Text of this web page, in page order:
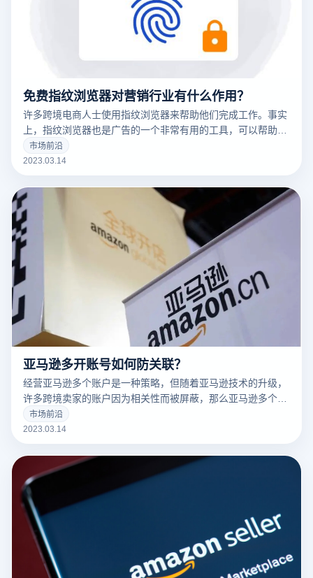
免费指纹浏览器对营销行业有什么作用？
许多跨境电商人士使用指纹浏览器来帮助他们完成工作。事实
上，指纹浏览器也是广告的一个非常有用的工具，可以帮助广
告营销人员解决许多问题。
市场前沿
2023.03.14
亚马逊多开账号如何防关联？
经营亚马逊多个账户是一种策略，但随着亚马逊技术的升级，
许多跨境卖家的账户因为相关性而被屏蔽，那么亚马逊多个账
户和多个商店的卖家如何防止相关性呢？有什么好的防关联方
法？
市场前沿
2023.03.14